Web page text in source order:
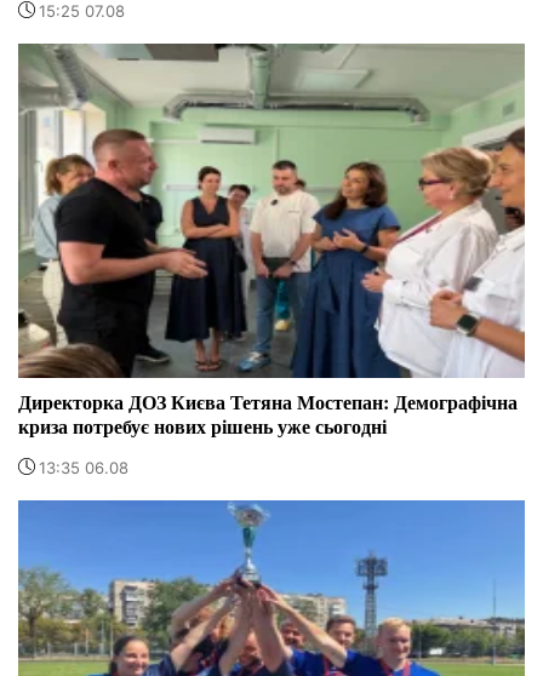
15:25 07.08
Директорка ДОЗ Києва Тетяна Мостепан: Демографічна
криза потребує нових рішень уже сьогодні
13:35 06.08